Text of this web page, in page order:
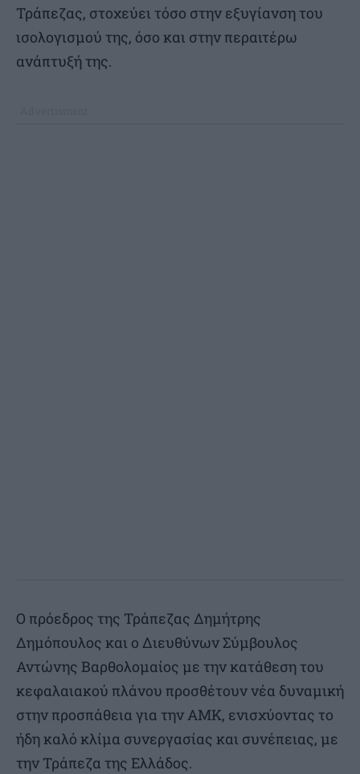
Τράπεζας, στοχεύει τόσο στην εξυγίανση του
ισολογισμού της, όσο και στην περαιτέρω
ανάπτυξή της.
Ο πρόεδρος της Τράπεζας Δημήτρης
Δημόπουλος και ο Διευθύνων Σύμβουλος
Αντώνης Βαρθολομαίος με την κατάθεση του
κεφαλαιακού πλάνου προσθέτουν νέα δυναμική
στην προσπάθεια για την ΑΜΚ, ενισχύοντας το
ήδη καλό κλίμα συνεργασίας και συνέπειας, με
την Τράπεζα της Ελλάδος.